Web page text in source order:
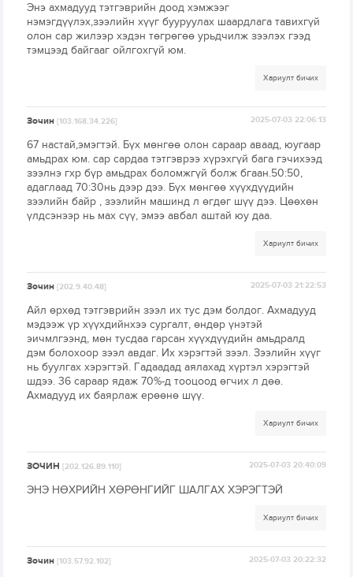
Энэ ахмадууд тэтгэврийн доод хэмжээг
нэмэгдүүлэх,зээлийн хүүг бууруулах шаардлага тавихгүй
олон сар жилээр хэдэн төгрөгөө урьдчилж зээлэх гээд
тэмцээд байгааг ойлгохгүй юм.
Хариулт бичих
Зочин[103.168.34.226] 2025-07-03 22:06:13
67 настай,эмэгтэй. Бүх мөнгөө олон сараар аваад, юугаар
амьдрах юм. сар сардаа тэтгэврээ хүрэхгүй бага гэчихээд
зээлнэ гхр бүр амьдрах боломжгүй болж бгаан.50:50,
адаглаад 70:30нь дээр дээ. Бүх мөнгөө хүүхдүүдийн
зээлийн байр , зээлийн машинд л өгдөг шүү дээ. Цөөхөн
үлдсэнээр нь мах сүү, эмээ авбал аштай юу даа.
Хариулт бичих
Зочин[202.9.40.48] 2025-07-03 21:22:53
Айл өрхөд тэтгэврийн зээл их тус дэм болдог. Ахмадууд
мэдээж үр хүүхдийнхээ сургалт, өндөр үнэтэй
эичмлгээнд, мөн тусдаа гарсан хүүхдүүдийн амьдралд
дэм болохоор зээл авдаг. Их хэрэгтэй зээл. Зээлийн хүүг
нь буулгах хэрэгтэй. Гадаадад аялахад хүртэл хэрэгтэй
шдээ. 36 сараар ядаж 70%-д тооцоод өгчих л дөө.
Ахмадууд их баярлаж ерөөнө шүү.
Хариулт бичих
ЗОЧИН[202.126.89.110] 2025-07-03 20:40:09
ЭНЭ НӨХРИЙН ХӨРӨНГИЙГ ШАЛГАХ ХЭРЭГТЭЙ
Хариулт бичих
Зочин[103.57.92.102] 2025-07-03 20:22:32